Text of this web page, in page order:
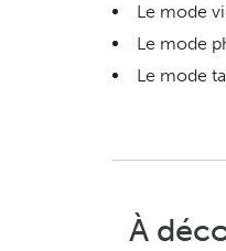
Le mode
Le mode
Le mode
À